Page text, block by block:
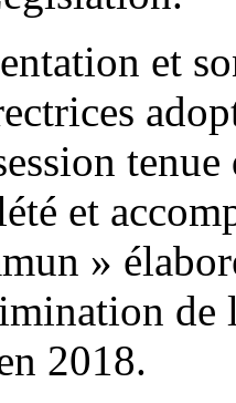
et
et
»
de
2018.